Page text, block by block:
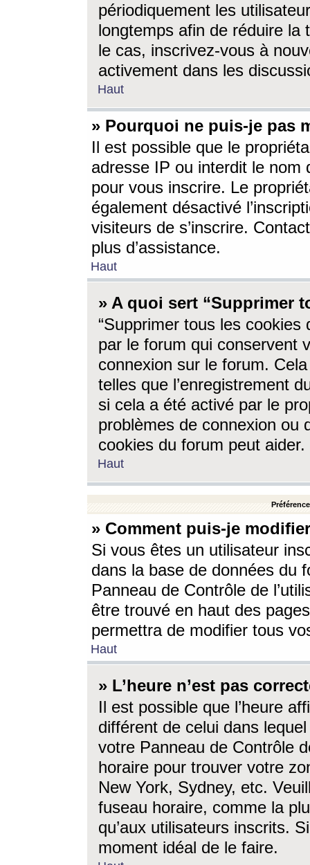
périodiquement les
longtemps afin de réduire la
le cas, inscrivez-vous à
activement dans les
Haut
» Pourquoi ne puis-je pas
Il est possible que le
adresse IP ou interdit le nom
pour vous inscrire. Le
également désactivé
visiteurs de s’inscrire.
plus d’assistance.
Haut
» A quoi sert “Supprimer
“Supprimer tous les cookies
par le forum qui conservent
connexion sur le forum.
telles que l’enregistrement
si cela a été activé par le
problèmes de connexion ou
cookies du forum peut aider.
Haut
» Comment puis-je
Si vous êtes un utilisateur
dans la base de données du
Panneau de Contrôle de
être trouvé en haut des
permettra de modifier tous
Haut
» L’heure n’est pas
Il est possible que l’heure
différent de celui dans
votre Panneau de Contrôle
horaire pour trouver votre
New York, Sydney, etc.
fuseau horaire, comme la
qu’aux utilisateurs inscrits.
moment idéal de le faire.